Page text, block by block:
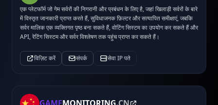
एक प्लेटफॉर्म जो गेम सर्वरों की निगरानी और प्रबंधन के लिए है, जहां खिलाड़ी सर्वरों के बारे
में विस्तृत जानकारी प्राप्त करते हैं, सुविधाजनक फ़िल्टर और सत्यापित समीक्षाएं, जबकि
सर्वर मालिक एक व्यक्तिगत पृष्ठ बना सकते हैं, वोटिंग सिस्टम का उपयोग कर सकते हैं और
API, रेटिंग सिस्टम और सर्वर विश्लेषण तक पहुंच प्राप्त कर सकते हैं।
विज़िट करें संपर्क सेवा IP पते